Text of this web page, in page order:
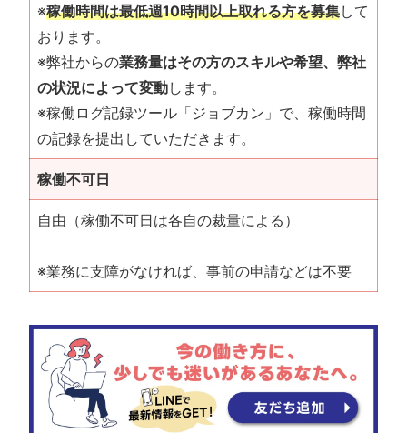
※稼働時間は最低週10時間以上取れる方を募集して
おります。
※弊社からの業務量はその方のスキルや希望、弊社
の状況によって変動します。
※稼働ログ記録ツール「ジョブカン」で、稼働時間
の記録を提出していただきます。
稼働不可日
自由（稼働不可日は各自の裁量による）
※業務に支障がなければ、事前の申請などは不要